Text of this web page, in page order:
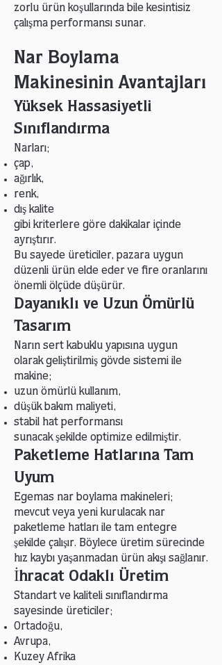
zorlu ürün koşullarında bile kesintisiz
çalışma performansı sunar.
Nar Boylama
Makinesinin Avantajları
Yüksek Hassasiyetli
Sınıflandırma
Narları;
çap,
ağırlık,
renk,
dış kalite
gibi kriterlere göre dakikalar içinde
ayrıştırır.
Bu sayede üreticiler, pazara uygun
düzenli ürün elde eder ve fire oranlarını
önemli ölçüde düşürür.
Dayanıklı ve Uzun Ömürlü
Tasarım
Narın sert kabuklu yapısına uygun
olarak geliştirilmiş gövde sistemi ile
makine;
uzun ömürlü kullanım,
düşük bakım maliyeti,
stabil hat performansı
sunacak şekilde optimize edilmiştir.
Paketleme Hatlarına Tam
Uyum
Egemas nar boylama makineleri;
mevcut veya yeni kurulacak nar
paketleme hatları ile tam entegre
şekilde çalışır. Böylece üretim sürecinde
hız kaybı yaşanmadan ürün akışı sağlanır.
İhracat Odaklı Üretim
Standart ve kaliteli sınıflandırma
sayesinde üreticiler;
Ortadoğu,
Avrupa,
Kuzey Afrika